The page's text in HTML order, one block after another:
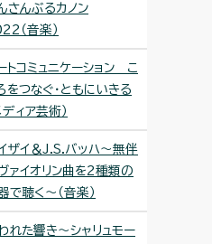
さんぶるカノン
（音楽）
トコミュニケーション こ
をつなぐ・ともにいきる
ディア芸術）
ザイ＆J.S.バッハ～無伴
ァイオリン曲を2種類の
で聴く～（音楽）
れた響き〜シャリュモー